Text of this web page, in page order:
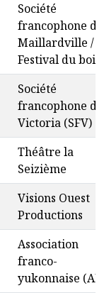
Société
francophone de
Maillardville /
Festival du bois
Société
francophone de
Victoria (SFV)
Théâtre la
Seizième
Visions Ouest
Productions
Association
franco-
yukonnaise